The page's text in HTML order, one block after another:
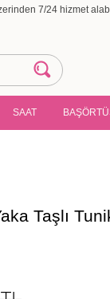
7/24 hizmet
SAAT
Taşlı